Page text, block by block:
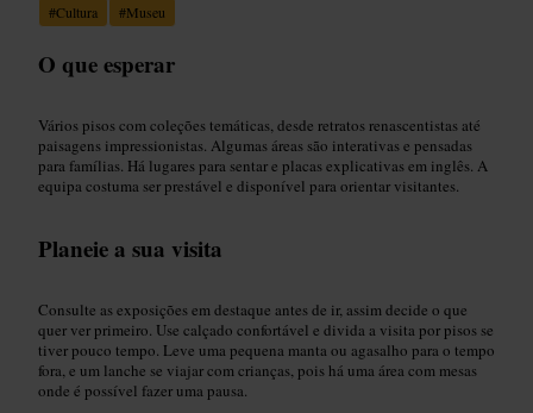
#Cultura #Museu
O que esperar
Vários pisos com coleções temáticas, desde retratos renascentistas até
paisagens impressionistas. Algumas áreas são interativas e pensadas
para famílias. Há lugares para sentar e placas explicativas em inglês. A
equipa costuma ser prestável e disponível para orientar visitantes.
Planeie a sua visita
Consulte as exposições em destaque antes de ir, assim decide o que
quer ver primeiro. Use calçado confortável e divida a visita por pisos se
tiver pouco tempo. Leve uma pequena manta ou agasalho para o tempo
fora, e um lanche se viajar com crianças, pois há uma área com mesas
onde é possível fazer uma pausa.